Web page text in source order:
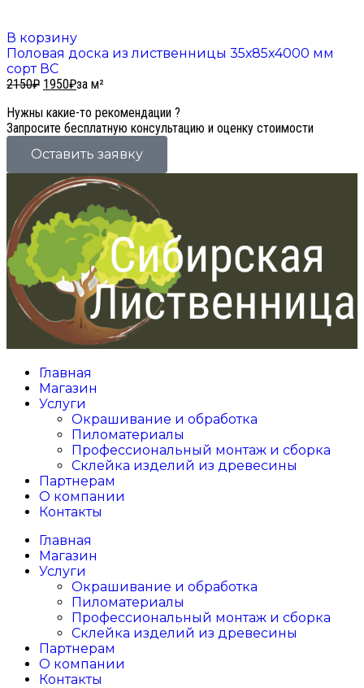
В корзину
Половая доска из лиственницы 35х85х4000 мм
сорт ВС
2150₽ 1950₽за м²
Нужны какие-то рекомендации ?
Запросите бесплатную консультацию и оценку стоимости
Оставить заявку
Главная
Магазин
Услуги
Окрашивание и обработка
Пиломатериалы
Профессиональный монтаж и сборка
Склейка изделий из древесины
Партнерам
О компании
Контакты
Главная
Магазин
Услуги
Окрашивание и обработка
Пиломатериалы
Профессиональный монтаж и сборка
Склейка изделий из древесины
Партнерам
О компании
Контакты